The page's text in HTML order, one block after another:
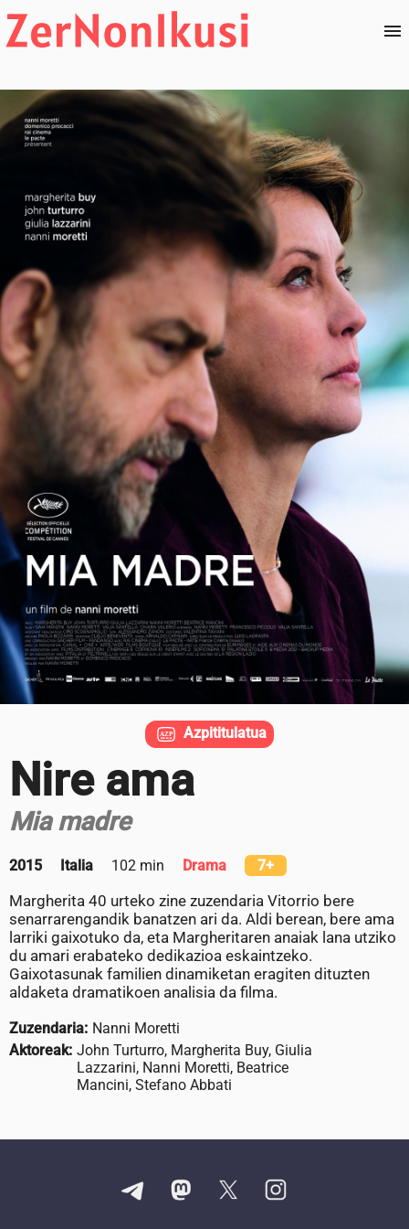
Nire ama
Mia madre
2015 Italia 102 min Drama 7+
Margherita 40 urteko zine zuzendaria Vitorrio bere
senarrarengandik banatzen ari da. Aldi berean, bere ama
larriki gaixotuko da, eta Margheritaren anaiak lana utziko
du amari erabateko dedikazioa eskaintzeko.
Gaixotasunak familien dinamiketan eragiten dituzten
aldaketa dramatikoen analisia da filma.
Zuzendaria: Nanni Moretti
Aktoreak: John Turturro, Margherita Buy, Giulia
Lazzarini, Nanni Moretti, Beatrice
Mancini, Stefano Abbati
Azpititulatua